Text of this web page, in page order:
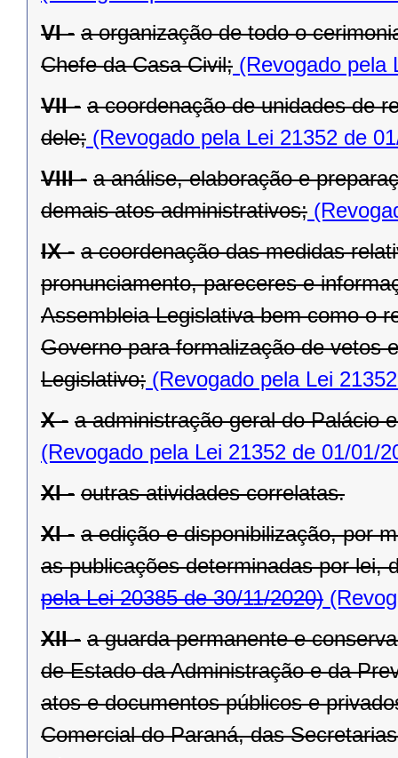
VI - a organização de todo o
Chefe da Casa Civil; (Revogado pela
VII - a coordenação de unidades de
dele; (Revogado pela Lei 21352 de
VIII - a análise, elaboração e
demais atos administrativos;
IX - a coordenação das medidas
pronunciamento, pareceres e
Assembleia Legislativa bem como o
Governo para formalização de vetos
Legislativo; (Revogado pela Lei
X - a administração geral do Palácio
(Revogado pela Lei 21352 de 01/01/
XI - outras atividades correlatas.
XI - a edição e disponibilização, por
as publicações determinadas por lei,
pela Lei 20385 de 30/11/2020)
XII - a guarda permanente e
de Estado da Administração e da
atos e documentos públicos e
Comercial do Paraná, das